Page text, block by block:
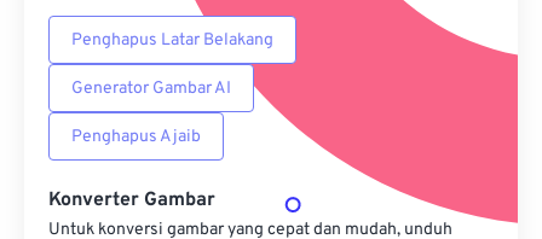
Penghapus Latar Belakang
Generator Gambar AI
Penghapus Ajaib
Konverter Gambar
Untuk konversi gambar yang cepat dan mudah, unduh